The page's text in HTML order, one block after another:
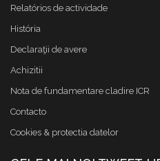
Relatórios de actividade
História
Declaraţii de avere
Achizitii
Nota de fundamentare cladire ICR
Contacto
Cookies & protectia datelor